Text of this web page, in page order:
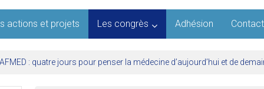
actions et projets Les congrès Adhésion
: quatre jours pour penser la médecine d’aujourd’hui et de